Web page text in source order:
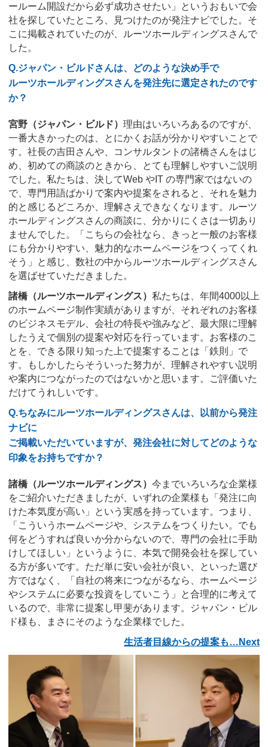
ールーム開設だから必ず成功させたい」というおもいで会
社を探していたところ、見つけたのが発注ナビでした。そ
こに掲載されていたのが、ルーツホールディングスさんで
した。
Q.ジャパン・ビルドさんは、どのような決め手で
ルーツホールディングスさんを発注先に選定されたのです
か？
宮野（ジャパン・ビルド） 理由はいろいろあるのですが、
一番大きかったのは、とにかくお話が分かりやすいことで
す。社長の吉田さんや、コンサルタントの諸橋さんをはじ
め、初めての商談のときから、とても理解しやすいご説明
でした。私たちは、決してWeb やIT の専門家ではないの
で、専門用語ばかりで案内や提案をされると、それを魅力
的と感じるどころか、理解さえできなくなります。ルーツ
ホールディングスさんの商談に、分かりにくさは一切あり
ませんでした。「こちらの会社なら、きっと一般のお客様
にも分かりやすい、魅力的なホームページをつくってくれ
そう」と感じ、数社の中からルーツホールディングスさん
を選ばせていただきました。
諸橋（ルーツホールディングス） 私たちは、年間4000以上
のホームページ制作実績がありますが、それぞれのお客様
のビジネスモデル、会社の特長や強みなど、最大限に理解
したうえで個別の提案や対応を行っています。お客様のこ
とを、できる限り知った上で提案することは「鉄則」で
す。もしかしたらそういった努力が、理解されやすい説明
や案内につながったのではないかと思います。ご評価いた
だけてうれしいです。
Q.ちなみにルーツホールディングスさんは、以前から発注
ナビに
ご掲載いただいていますが、発注会社に対してどのような
印象をお持ちですか？
諸橋（ルーツホールディングス） 今までいろいろな企業様
をご紹介いただきましたが、いずれの企業様も「発注に向
けた本気度が高い」という実感を持っています。つまり、
「こういうホームページや、システムをつくりたい。でも
何をどうすれば良いか分からないので、専門の会社に手助
けしてほしい」というように、本気で開発会社を探してい
る方が多いです。ただ単に安い会社が良い、といった選び
方ではなく、「自社の将来につながるなら、ホームページ
やシステムに必要な投資をしていこう」と合理的に考えて
いるので、非常に提案し甲斐があります。ジャパン・ビル
ド様も、まさにそのような企業様でした。
生活者目線からの提案も…Next